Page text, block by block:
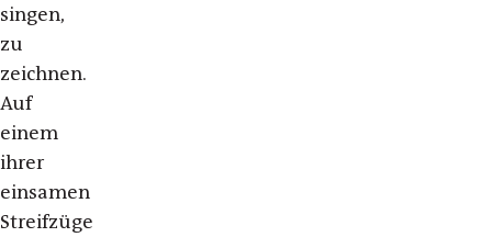
singen,
zu
zeichnen.
Auf
einem
ihrer
einsamen
Streifzüge